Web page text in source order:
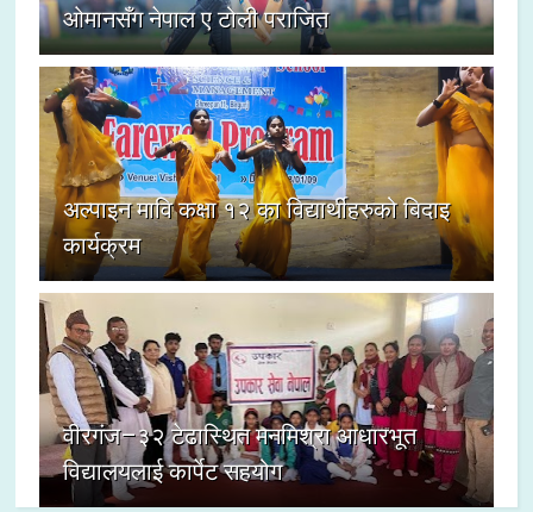
ओमानसँग नेपाल ए टोली पराजित
अल्पाइन मावि कक्षा १२ का विद्यार्थीहरुको बिदाइ
कार्यक्रम
वीरगंज–३२ टेढास्थित मनमिश्रा आधारभूत
विद्यालयलाई कार्पेट सहयोग